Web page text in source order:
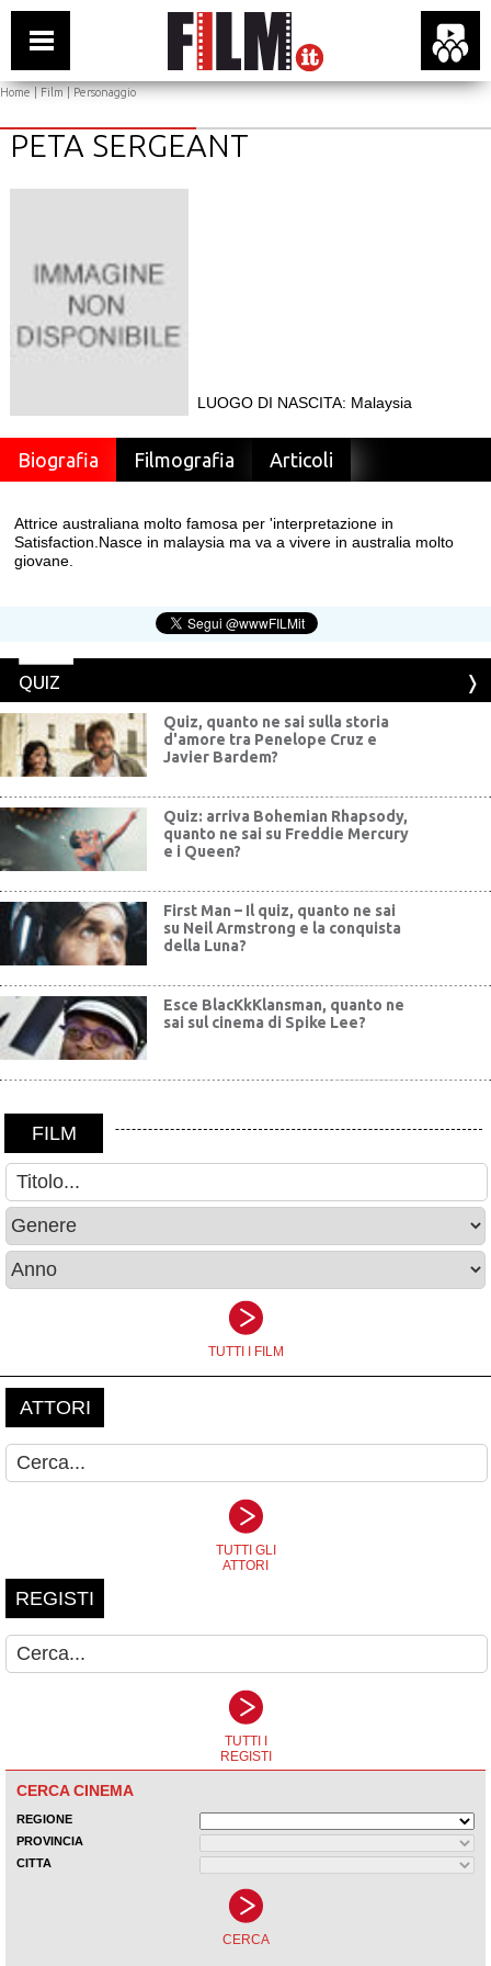
Home|Film| Personaggio
PETA SERGEANT
LUOGO DI NASCITA: Malaysia
Biografia Filmografia Articoli
Attrice australiana molto famosa per 'interpretazione in
Satisfaction.Nasce in malaysia ma va a vivere in australia molto
giovane.
QUIZ
Quiz, quanto ne sai sulla storia
d'amore tra Penelope Cruz e
Javier Bardem?
Quiz: arriva Bohemian Rhapsody,
quanto ne sai su Freddie Mercury
e i Queen?
First Man – Il quiz, quanto ne sai
su Neil Armstrong e la conquista
della Luna?
Esce BlacKkKlansman, quanto ne
sai sul cinema di Spike Lee?